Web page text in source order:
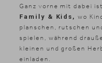
Ganz vorne mit dabei
Family & Kids,wo
planschen, rutschen
spielen, während
kleinen und großen
einladen.